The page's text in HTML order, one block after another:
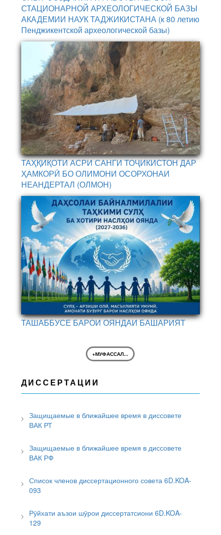
СТАЦИОНАРНОЙ АРХЕОЛОГИЧЕСКОЙ БАЗЫ
АКАДЕМИИ НАУК ТАДЖИКИСТАНА (к 80 летию
Пенджикентской археологической базы)
ТАҲҚИҚОТИ АСРИ САНГИ ТОҶИКИСТОН ДАР
ҲАМКОРӢ БО ОЛИМОНИ ОСОРХОНАИ
НЕАНДЕРТАЛ (ОЛМОН)
ТАШАББУСЕ БАРОИ ОЯНДАИ БАШАРИЯТ
+МУФАССАЛ...
ДИССЕРТАЦИИ
Защищаемые в ближайшее время в диссовете
ВАК РТ
Защищаемые в ближайшее время в диссовете
ВАК РФ
Список членов диссертационного совета 6D.KOA-
093
Рӯйхати аъзои шӯрои диссертатсиони 6D.KOA-
129